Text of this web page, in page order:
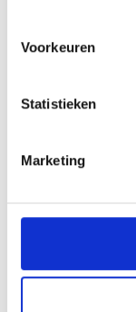
Voorkeuren
Statistieken
Marketing